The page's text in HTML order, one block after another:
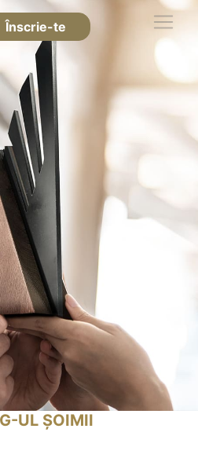
Înscrie-te
UL ȘOIMII